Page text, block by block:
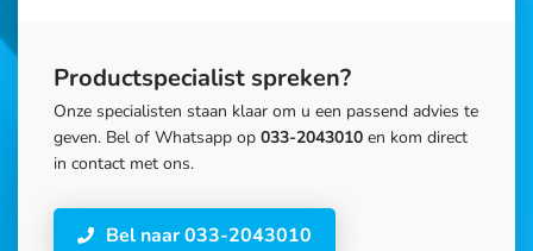
Productspecialist spreken?
Onze specialisten staan klaar om u een passend advies te
geven. Bel of Whatsapp op 033-2043010 en kom direct
in contact met ons.
Bel naar 033-2043010